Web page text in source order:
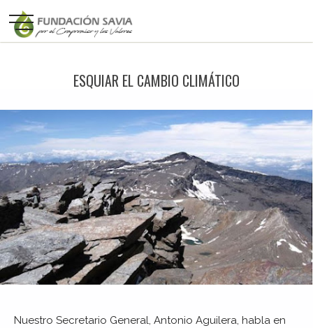
ESQUIAR EL CAMBIO CLIMÁTICO
Nuestro Secretario General, Antonio Aguilera, habla en